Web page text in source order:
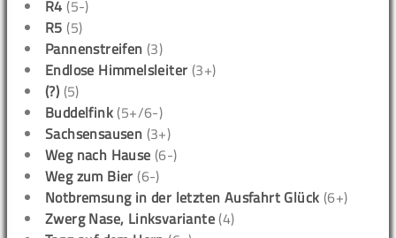
R4 (5-)
R5 (5)
Pannenstreifen (3)
Endlose Himmelsleiter (3+)
(?) (5)
Buddelfink (5+/6-)
Sachsensausen (3+)
Weg nach Hause (6-)
Weg zum Bier (6-)
Notbremsung in der letzten Ausfahrt Glück (6+)
Zwerg Nase, Linksvariante (4)